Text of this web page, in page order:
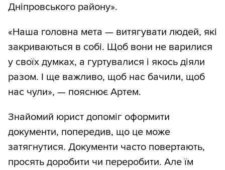
Дніпровського району».
«Наша головна мета — витягувати людей, які
закриваються в собі. Щоб вони не варилися
у своїх думках, а гуртувалися і якось діяли
разом. І ще важливо, щоб нас бачили, щоб
нас чули», — пояснює Артем.
Знайомий юрист допоміг оформити
документи, попередив, що це може
затягнутися. Документи часто повертають,
просять доробити чи переробити. Але їм